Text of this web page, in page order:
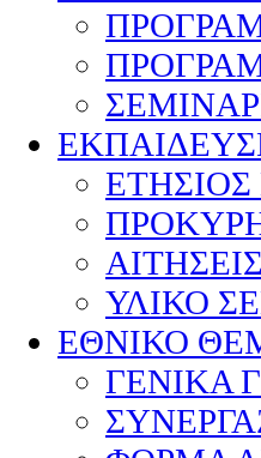
ΥΛΙΚΟ
ΕΘΝΙΚΟ
ΓΕΝΙΚΑ